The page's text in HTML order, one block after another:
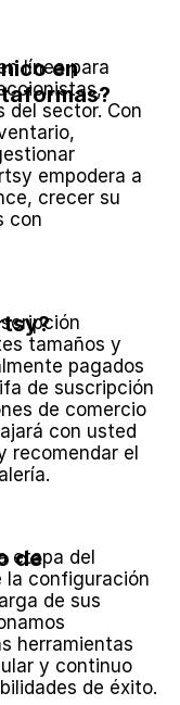
en
línea para
del sector. Con
empodera a
crecer su
con
tamaños y
pagados
de suscripción
de comercio
con usted
recomendar el
de
etapa del
la configuración
de sus
herramientas
y continuo
de éxito.